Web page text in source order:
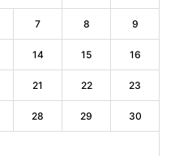
7 8 9
14 15 16
21 22 23
28 29 30